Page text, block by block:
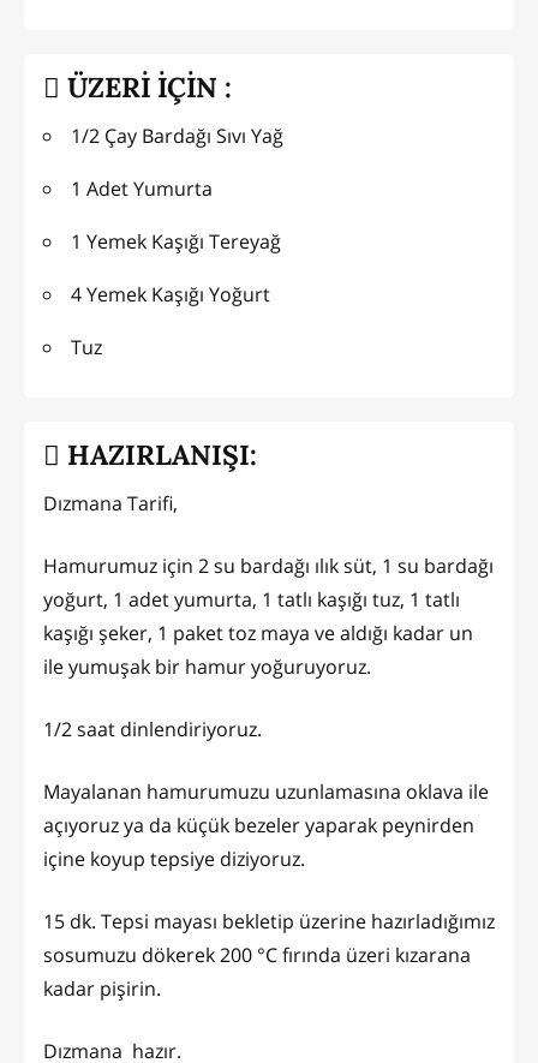
ÜZERİ İÇİN :
1/2 Çay Bardağı Sıvı Yağ
1 Adet Yumurta
1 Yemek Kaşığı Tereyağ
4 Yemek Kaşığı Yoğurt
Tuz
HAZIRLANIŞI:
Dızmana Tarifi,
Hamurumuz için 2 su bardağı ılık süt, 1 su bardağı
yoğurt, 1 adet yumurta, 1 tatlı kaşığı tuz, 1 tatlı
kaşığı şeker, 1 paket toz maya ve aldığı kadar un
ile yumuşak bir hamur yoğuruyoruz.
1/2 saat dinlendiriyoruz.
Mayalanan hamurumuzu uzunlamasına oklava ile
açıyoruz ya da küçük bezeler yaparak peynirden
içine koyup tepsiye diziyoruz.
15 dk. Tepsi mayası bekletip üzerine hazırladığımız
sosumuzu dökerek 200 °C fırında üzeri kızarana
kadar pişirin.
Dızmana hazır.